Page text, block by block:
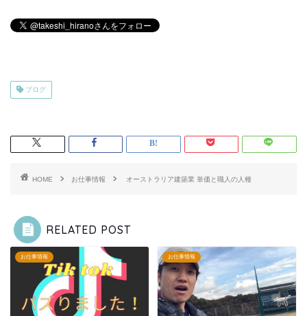
ブログ
HOME お仕事情報 オーストラリア建築業 単価と職人の人種
RELATED POST
お仕事情報 お仕事情報